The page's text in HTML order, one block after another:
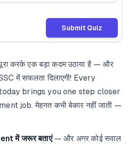
Submit Quiz
करके एक बड़ा कदम उठाया है — और
में सफलता दिलाएगी! Every
brings you one step closer
job. मेहनत कभी बेकार नहीं जाती —
में जरूर बताएं— और अगर कोई सवाल